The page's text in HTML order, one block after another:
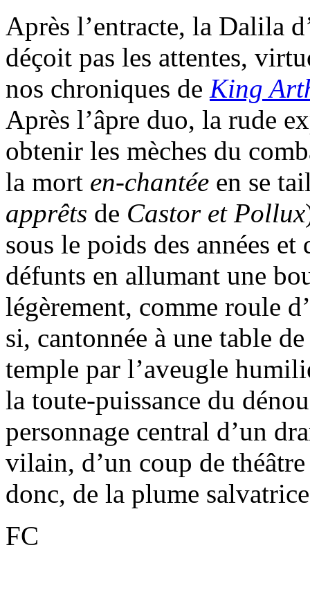
Après l’entracte, la Dalila
déçoit pas les attentes,
nos chroniques de King
Après l’âpre duo, la rude
obtenir les mèches du
la mort en-chantée en se
apprêts de Castor et Pollux
sous le poids des années
défunts en allumant une
légèrement, comme roule
si, cantonnée à une table
temple par l’aveugle
la toute-puissance du
personnage central d’un
vilain, d’un coup de
donc, de la plume
FC